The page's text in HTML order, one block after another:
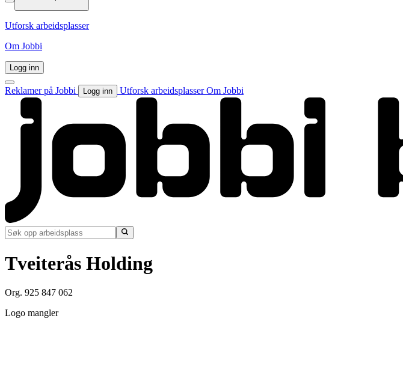
Utforsk arbeidsplasser
Om Jobbi
Logg inn
Reklamer på Jobbi Logg inn Utforsk arbeidsplasserOm Jobbi
Tveiterås Holding
Org. 925 847 062
Logo mangler